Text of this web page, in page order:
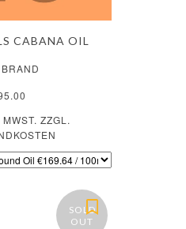
CABANA OIL
ZZGL.
SOLD
OUT